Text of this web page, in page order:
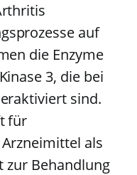
auf
die Enzyme
3, die bei
sind.
für
als
zur Behandlung